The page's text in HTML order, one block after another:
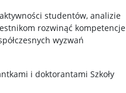
studentów, analizie
rozwinąć kompetencje
wyzwań
i doktorantami Szkoły